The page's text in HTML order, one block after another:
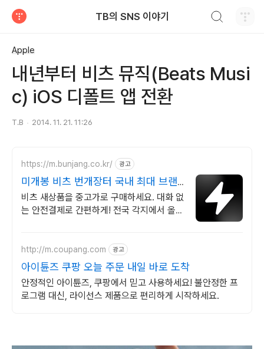
TB의 SNS 이야기
Apple
내년부터 비츠 뮤직(Beats Musi
c) iOS 디폴트 앱 전환
T.B 2014. 11. 21. 11:26
https://m.bunjang.co.kr/ 광고
미개봉 비츠 번개장터 국내 최대 브랜
드 중고거래
비츠 새상품을 중고가로 구매하세요. 대화 없
는 안전결제로 간편하게! 전국 각지에서 올라
http://m.coupang.com 광고
아이튠즈 쿠팡 오늘 주문 내일 바로 도착
안정적인 아이튠즈, 쿠팡에서 믿고 사용하세요! 불안정한 프
로그램 대신, 라이선스 제품으로 편리하게 시작하세요.